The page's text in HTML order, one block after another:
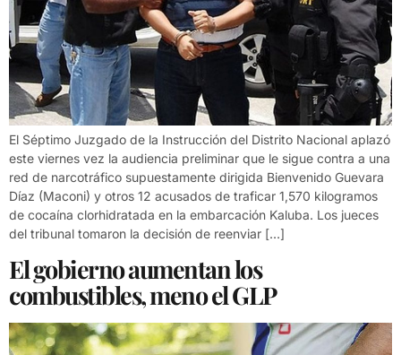
El Séptimo Juzgado de la Instrucción del Distrito Nacional aplazó
este viernes vez la audiencia preliminar que le sigue contra a una
red de narcotráfico supuestamente dirigida Bienvenido Guevara
Díaz (Maconi) y otros 12 acusados de traficar 1,570 kilogramos
de cocaína clorhidratada en la embarcación Kaluba. Los jueces
del tribunal tomaron la decisión de reenviar […]
El gobierno aumentan los
combustibles, meno el GLP